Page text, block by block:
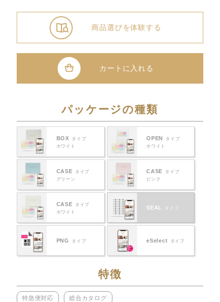
商品選びを体験する
カートに入れる
パッケージの種類
BOX
タイプ
ホワイト
OPEN
タイプ
ホワイト
CASE
タイプ
グリーン
CASE
タイプ
ピンク
CASE
タイプ
ホワイト
SEAL タイプ
PNG タイプ eSelect タイプ
特徴
特急便対応 総合カタログ